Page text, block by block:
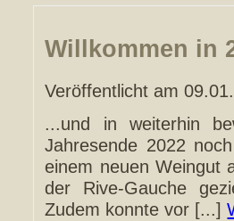
Willkommen in
Veröffentlicht am
...und in weiterhin
Jahresende 2022
einem neuen Weingut
der Rive-Gauche
Zudem konnte vor [...]